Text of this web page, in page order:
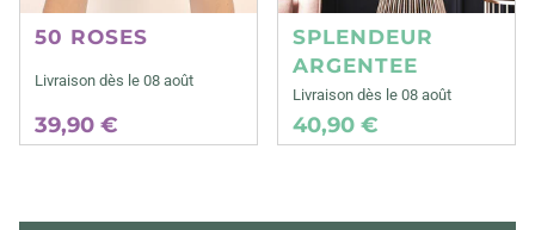
50 ROSES
Livraison dès le 08 août
39,90 €
SPLENDEUR
ARGENTEE
Livraison dès le 08 août
40,90 €